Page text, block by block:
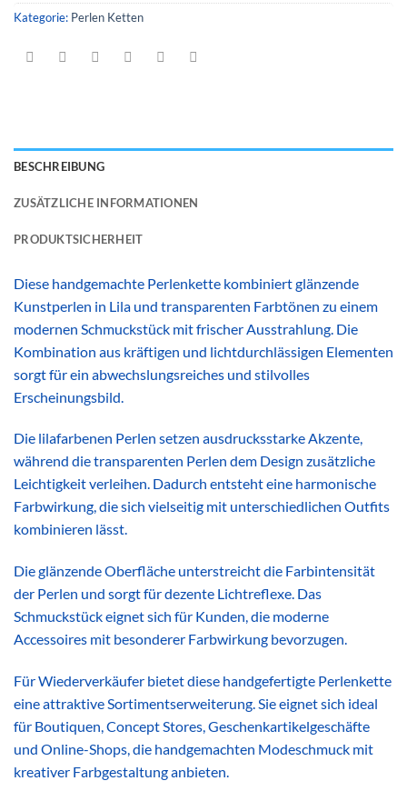
Kategorie: Perlen Ketten
BESCHREIBUNG
ZUSÄTZLICHE INFORMATIONEN
PRODUKTSICHERHEIT
Diese handgemachte Perlenkette kombiniert glänzende
Kunstperlen in Lila und transparenten Farbtönen zu einem
modernen Schmuckstück mit frischer Ausstrahlung. Die
Kombination aus kräftigen und lichtdurchlässigen Elementen
sorgt für ein abwechslungsreiches und stilvolles
Erscheinungsbild.
Die lilafarbenen Perlen setzen ausdrucksstarke Akzente,
während die transparenten Perlen dem Design zusätzliche
Leichtigkeit verleihen. Dadurch entsteht eine harmonische
Farbwirkung, die sich vielseitig mit unterschiedlichen Outfits
kombinieren lässt.
Die glänzende Oberfläche unterstreicht die Farbintensität
der Perlen und sorgt für dezente Lichtreflexe. Das
Schmuckstück eignet sich für Kunden, die moderne
Accessoires mit besonderer Farbwirkung bevorzugen.
Für Wiederverkäufer bietet diese handgefertigte Perlenkette
eine attraktive Sortimentserweiterung. Sie eignet sich ideal
für Boutiquen, Concept Stores, Geschenkartikelgeschäfte
und Online-Shops, die handgemachten Modeschmuck mit
kreativer Farbgestaltung anbieten.